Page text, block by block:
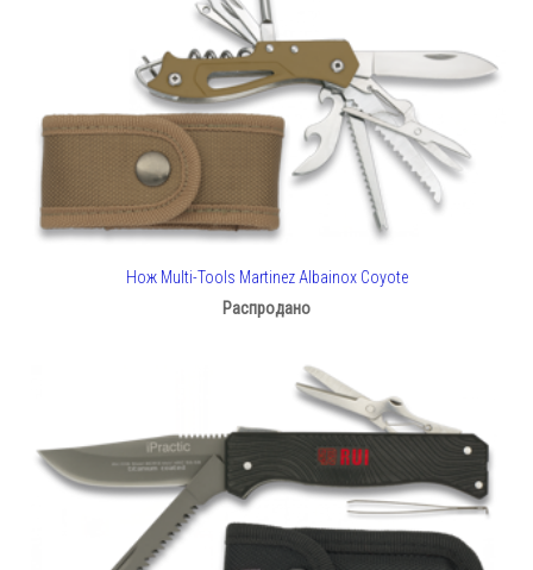
Нож Multi-Tools Martinez Albainox Coyote
Распродано